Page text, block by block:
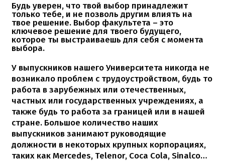
Будь уверен, что твой выбор принадлежит
только тебе, и не позволь другим влиять на
твое решение. Выбор факультета – это
ключевое решение для твоего будущего,
которое ты выстраиваешь для себя с момента
выбора.
У выпускников нашего Университета никогда не
возникало проблем с трудоустройством, будь то
работа в зарубежных или отечественных,
частных или государственных учреждениях, а
также будь то работа за границей или в нашей
стране. Большое количество наших
выпускников занимают руководящие
должности в некоторых крупных корпорациях,
таких как Mercedes, Telenor, Coca Cola, Sinalco…